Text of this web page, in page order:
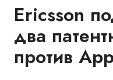
Ericsson
два
против